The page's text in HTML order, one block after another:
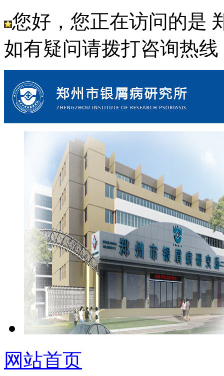
您好，您正在访问的是
如有疑问请拨打咨询热线
网站首页